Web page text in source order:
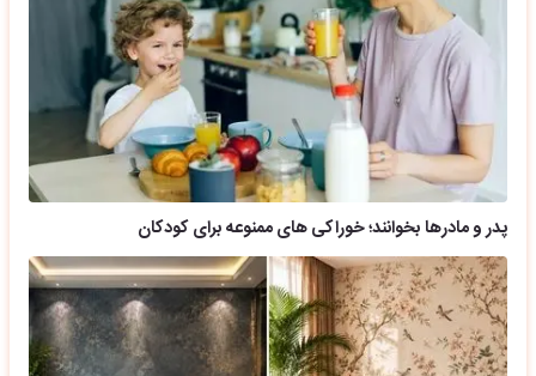
پدر و مادرها بخوانند؛ خوراکی های ممنوعه برای کودکان